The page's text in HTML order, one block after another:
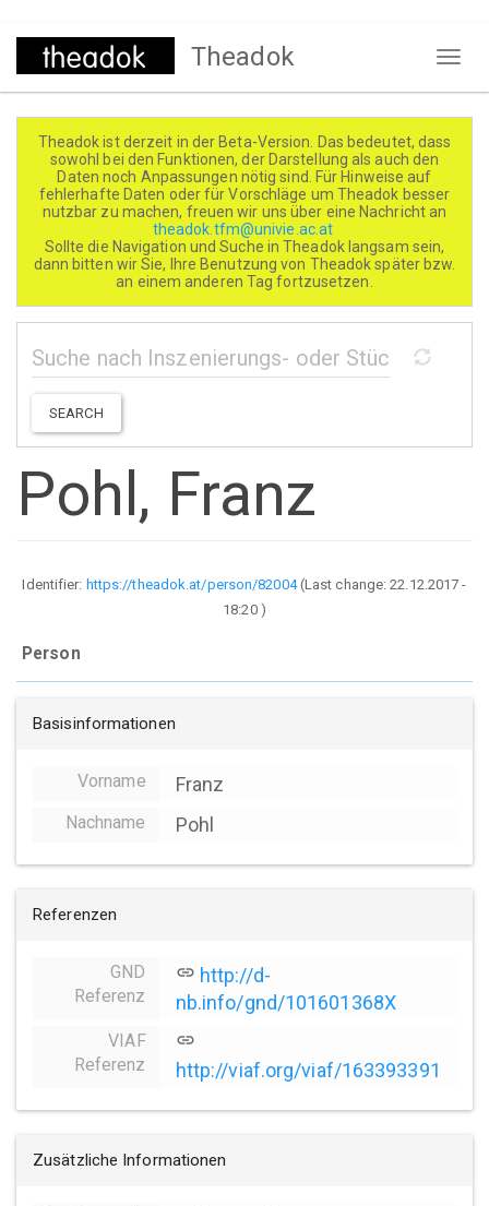
Direkt
Theadok
Theadok ist derzeit in der Beta-Version. Das bedeutet, dass
sowohl bei den Funktionen, der Darstellung als auch den
Daten noch Anpassungen nötig sind. Für Hinweise auf
fehlerhafte Daten oder für Vorschläge um Theadok besser
nutzbar zu machen, freuen wir uns über eine Nachricht an
theadok.tfm@univie.ac.at
Sollte die Navigation und Suche in Theadok langsam sein,
dann bitten wir Sie, Ihre Benutzung von Theadok später bzw.
an einem anderen Tag fortzusetzen.
SEARCH
Pohl, Franz
Identifier: https://theadok.at/person/82004(Last change:22.12.2017 -
18:20)
Person
Basisinformationen
Vorname Franz
Nachname Pohl
Referenzen
GND
Referenz
link http://d-
nb.info/gnd/101601368X
VIAF
Referenz
link
http://viaf.org/viaf/163393391
Zusätzliche Informationen